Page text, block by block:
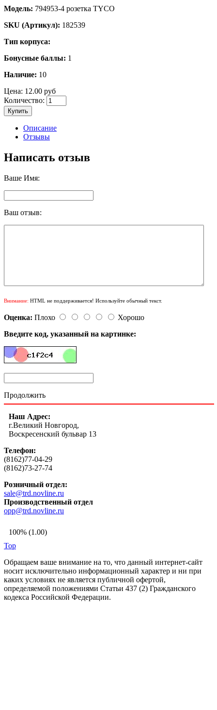
Модель: 794953-4 розетка TYCO
SKU (Артикул): 182539
Тип корпуса:
Бонусные баллы: 1
Наличие: 10
Цена: 12.00 руб
Количество:
Купить
Описание
Отзывы
Написать отзыв
Ваше Имя:
Ваш отзыв:
Внимание: HTML не поддерживается! Используйте обычный текст.
Оценка: Плохо
Хорошо
Введите код, указанный на картинке:
Продолжить
Наш Адрес:
г.Великий Новгород,
Воскресенский бульвар 13
Телефон:
(8162)77-04-29
(8162)73-27-74
Розничный отдел:
sale@trd.novline.ru
Производственный отдел
opp@trd.novline.ru
100% (1.00)
Top
Обращаем ваше внимание на то, что данный интернет-сайт
носит исключительно информационный характер и ни при
каких условиях не является публичной офертой,
определяемой положениями Статьи 437 (2) Гражданского
кодекса Российской Федерации.